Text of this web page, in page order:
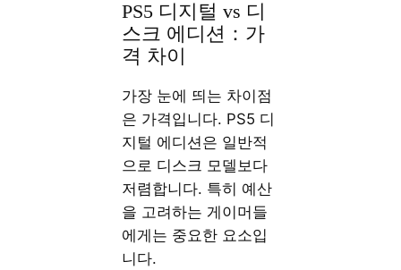
PS5 디지털 vs 디
스크 에디션：가
격 차이
가장 눈에 띄는 차이점
은 가격입니다. PS5 디
지털 에디션은 일반적
으로 디스크 모델보다
저렴합니다. 특히 예산
을 고려하는 게이머들
에게는 중요한 요소입
니다.